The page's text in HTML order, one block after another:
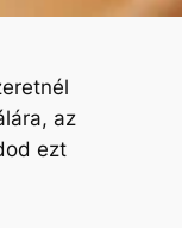
az
ezt